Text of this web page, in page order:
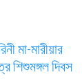
মা-মারীয়ার
শিশুমঙ্গল দিবস